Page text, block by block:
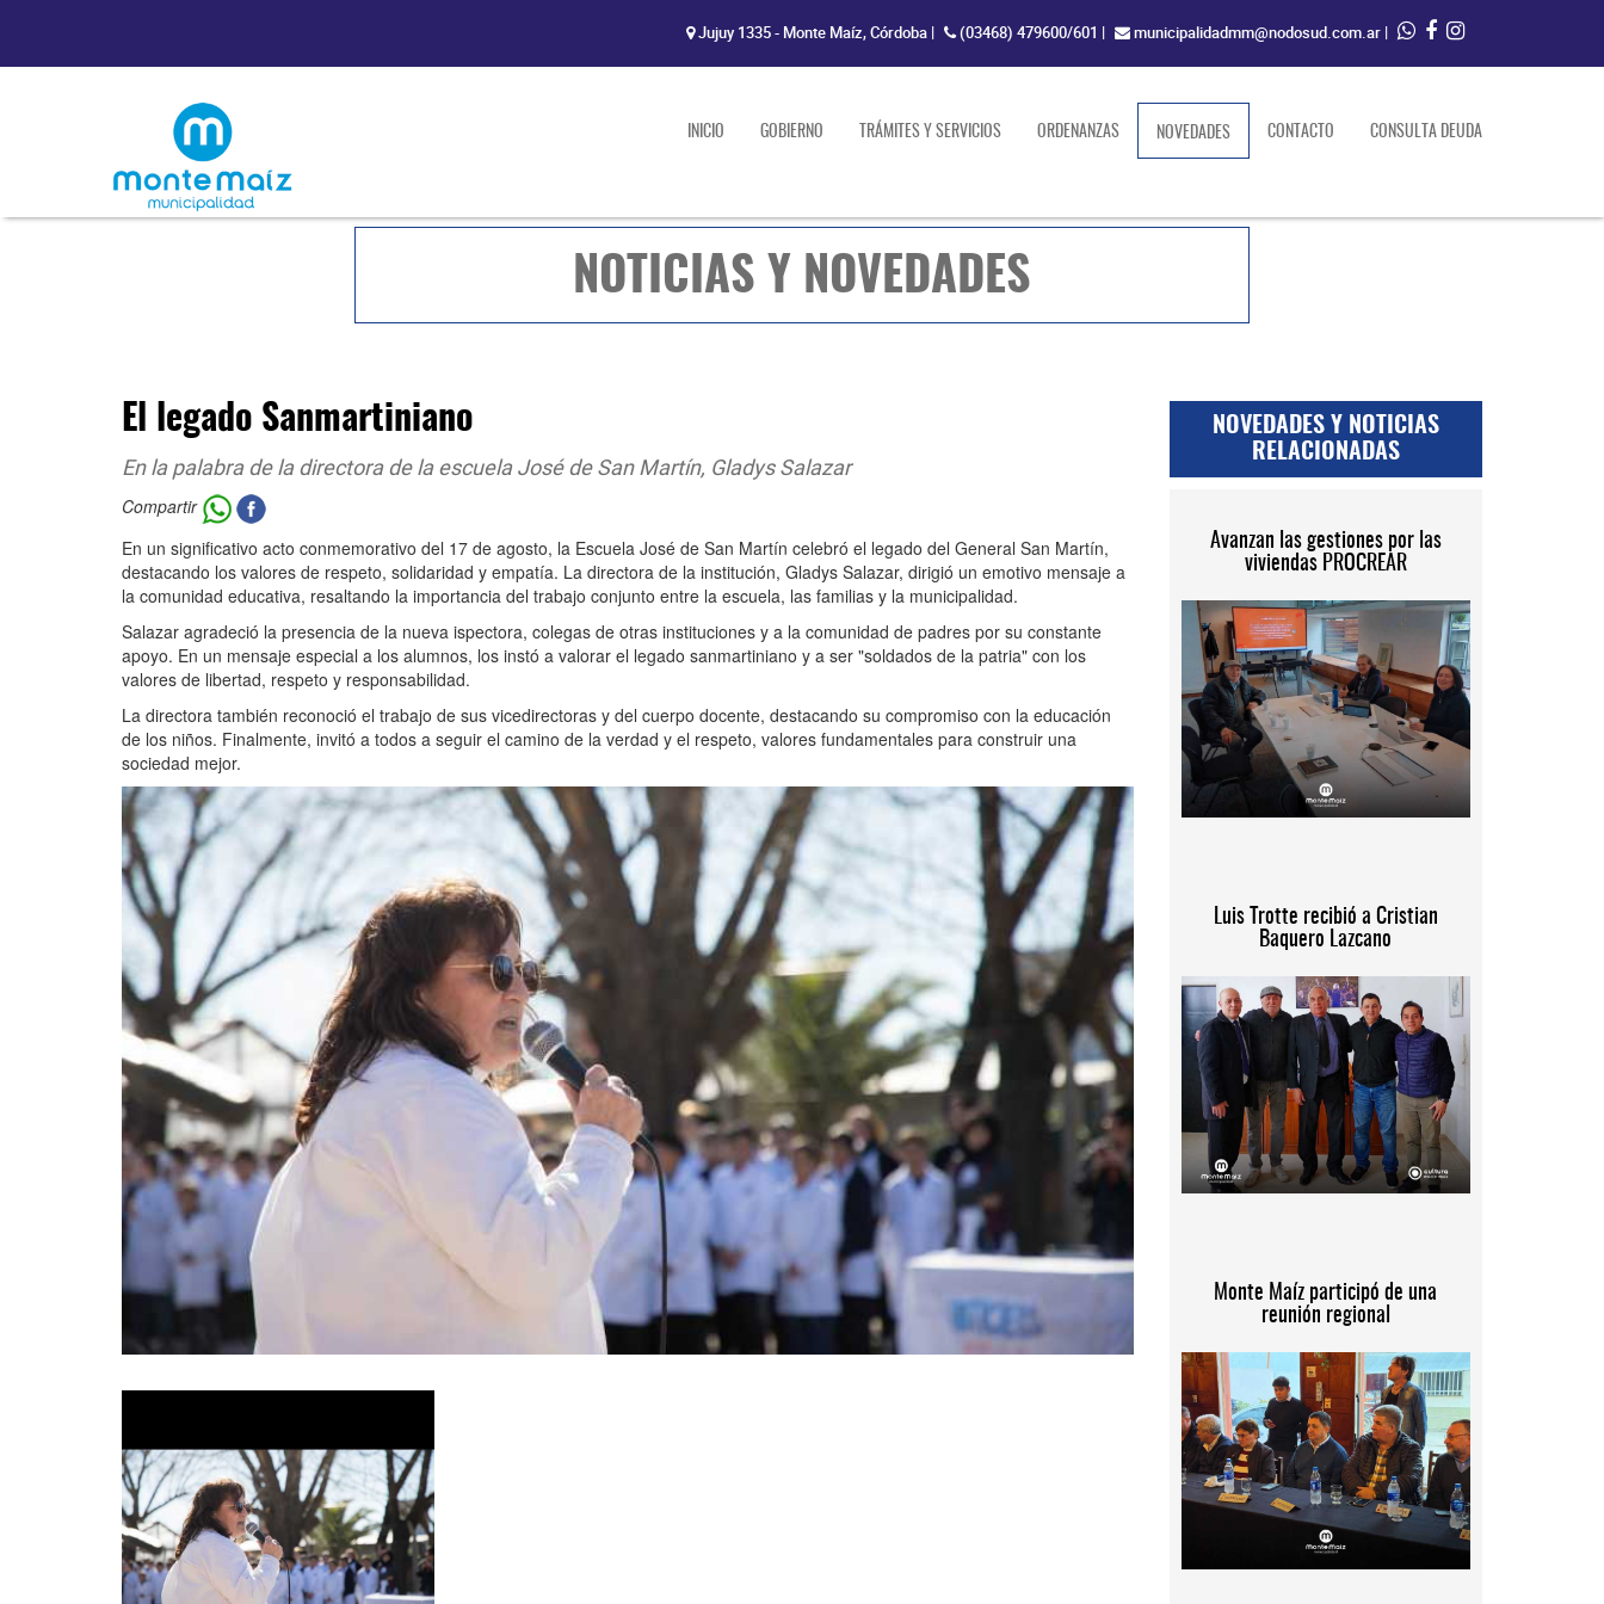
Jujuy 1335 - Monte Maíz, Córdoba | (03468) 479600/601 | municipalidadmm@nodosud.com.ar |
INICIO GOBIERNO TRÁMITES Y SERVICIOS ORDENANZAS NOVEDADES(current)CONTACTO CONSULTA DEUDA
NOTICIAS Y NOVEDADES
El legado Sanmartiniano
En la palabra de la directora de la escuela José de San Martín, Gladys Salazar
Compartir
En un significativo acto conmemorativo del 17 de agosto, la Escuela José de San Martín celebró el legado del General San Martín,
destacando los valores de respeto, solidaridad y empatía. La directora de la institución, Gladys Salazar, dirigió un emotivo mensaje a
la comunidad educativa, resaltando la importancia del trabajo conjunto entre la escuela, las familias y la municipalidad.
Salazar agradeció la presencia de la nueva ispectora, colegas de otras instituciones y a la comunidad de padres por su constante
apoyo. En un mensaje especial a los alumnos, los instó a valorar el legado sanmartiniano y a ser "soldados de la patria" con los
valores de libertad, respeto y responsabilidad.
La directora también reconoció el trabajo de sus vicedirectoras y del cuerpo docente, destacando su compromiso con la educación
de los niños. Finalmente, invitó a todos a seguir el camino de la verdad y el respeto, valores fundamentales para construir una
sociedad mejor.
NOVEDADES Y NOTICIAS
RELACIONADAS
Avanzan las gestiones por las
viviendas PROCREAR
Luis Trotte recibió a Cristian
Baquero Lazcano
Monte Maíz participó de una
reunión regional